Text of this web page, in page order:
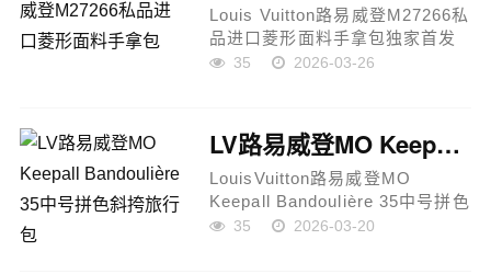
Louis Vuitton路易威登M27266私
品进口菱形面料手拿包独家首发
型号M27266，采用正品原厂进口
皮（私品代工厂出品），皮质细
腻...
35 2026-03-26
LV路易威登MO Keepall Bandoulière 35中号拼色斜挎旅行包
LouisVuitton路易威登MO
Keepall Bandoulière 35中号拼色
斜挎旅行包产品说明：本款Louis
35 2026-03-20